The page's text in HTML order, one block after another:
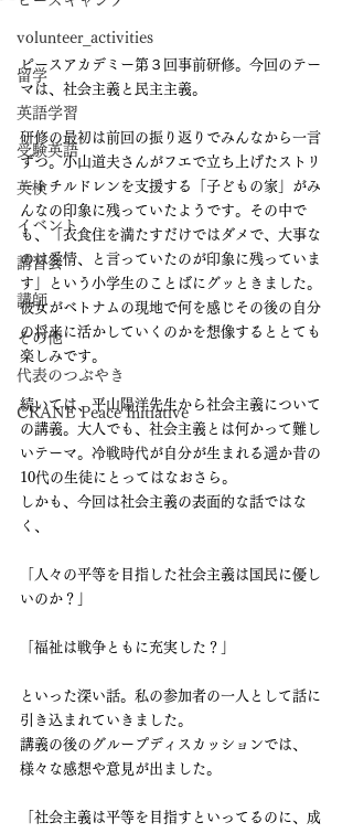
volunteer_activities
留学
英語学習
受験英語
英検
イベント
講習会
講師
その他
代表のつぶやき
CRANE Peace Initiative
ピースアカデミー第３回事前研修。今回のテー
マは、社会主義と民主主義。
研修の最初は前回の振り返りでみんなから一言
ずつ。小山道夫さんがフエで立ち上げたストリ
ートチルドレンを支援する「子どもの家」がみ
んなの印象に残っていたようです。その中で
も、「衣食住を満たすだけではダメで、大事な
のは愛情、と言っていたのが印象に残っていま
す」という小学生のことばにグッときました。
彼女がベトナムの現地で何を感じその後の自分
の将来に活かしていくのかを想像するととても
楽しみです。
続いては、平山陽洋先生から社会主義について
の講義。大人でも、社会主義とは何かって難し
いテーマ。冷戦時代が自分が生まれる遥か昔の
10代の生徒にとってはなおさら。
しかも、今回は社会主義の表面的な話ではな
く、
「人々の平等を目指した社会主義は国民に優し
いのか？」
「福祉は戦争ともに充実した？」
といった深い話。私の参加者の一人として話に
引き込まれていきました。
講義の後のグループディスカッションでは、
様々な感想や意見が出ました。
「社会主義は平等を目指すといってるのに、成